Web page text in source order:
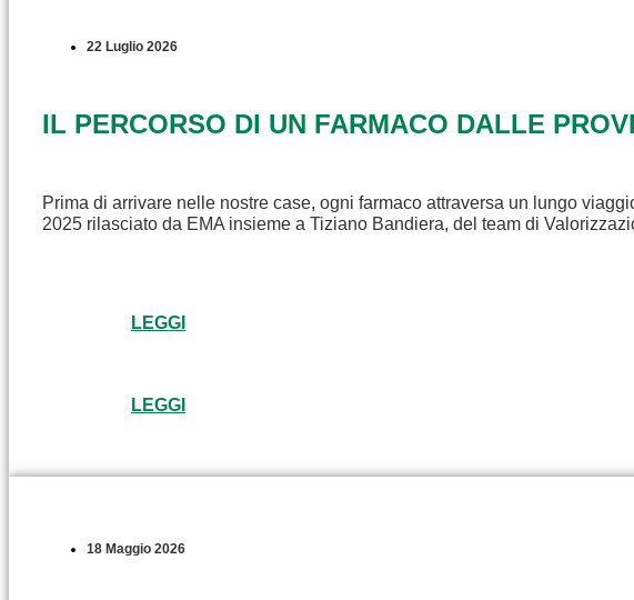
22 Luglio 2026
IL PERCORSO DI UN FARMACO DALLE
Prima di arrivare nelle nostre case, ogni farmaco attraversa un lungo
2025 rilasciato da EMA insieme a Tiziano Bandiera, del team di
LEGGI
LEGGI
18 Maggio 2026